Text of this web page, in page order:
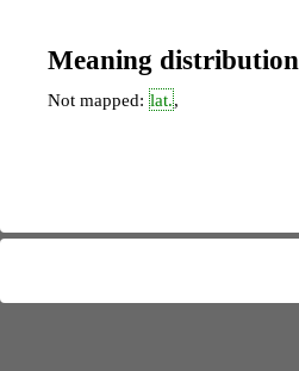
Meaning distribution
Not mapped: lat.,